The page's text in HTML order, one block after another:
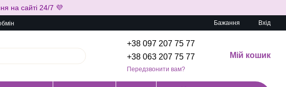
на сайті 24/7 💜
Бажання Вхід
+38 097 207 75 77
+38 063 207 75 77
Передзвонити вам?
Мій кошик